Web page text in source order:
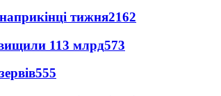
тижня2162
113 млрд573
555